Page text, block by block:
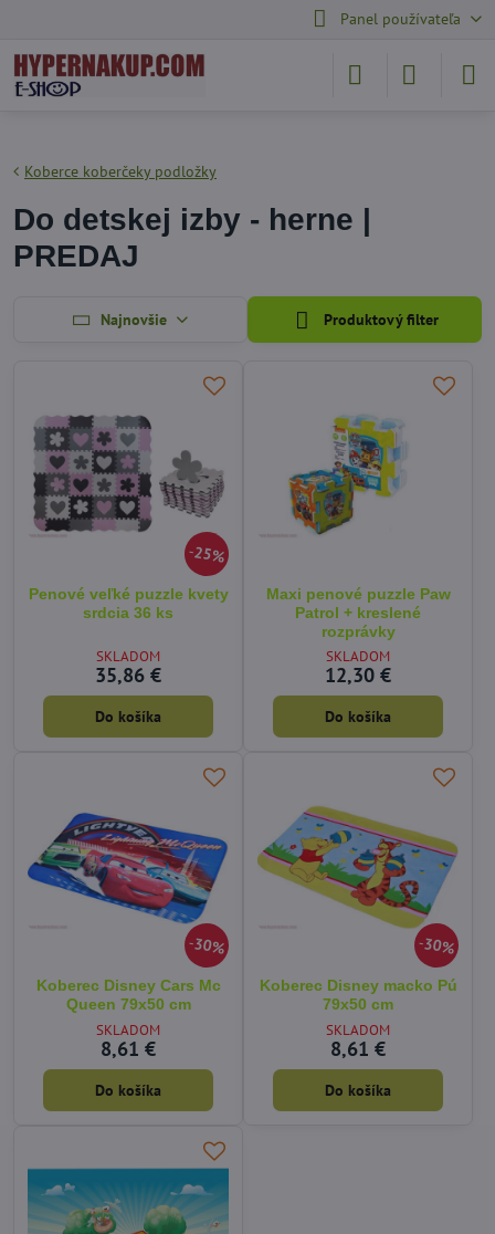
Panel používateľa
Koberce koberčeky podložky
Do detskej izby - herne |
PREDAJ
Najnovšie Produktový filter
25%
Penové veľké puzzle kvety
srdcia 36 ks
SKLADOM
35,86 €
Do košíka
Maxi penové puzzle Paw
Patrol + kreslené
rozprávky
SKLADOM
12,30 €
Do košíka
30%
Koberec Disney Cars Mc
Queen 79x50 cm
SKLADOM
8,61 €
Do košíka
30%
Koberec Disney macko Pú
79x50 cm
SKLADOM
8,61 €
Do košíka